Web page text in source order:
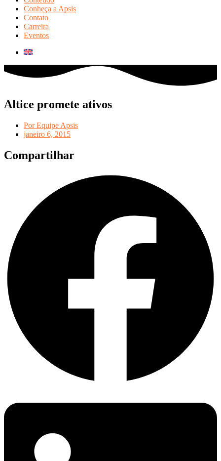
Conheça a Apsis
Contato
Carreira
Eventos
Altice promete ativos
PorEquipe Apsis
janeiro 6, 2015
Compartilhar